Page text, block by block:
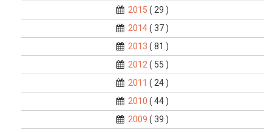
2015 ( 29 )
2014( 37 )
2013 ( 81 )
2012 ( 55 )
2011 ( 24 )
2010 ( 44 )
2009 ( 39 )